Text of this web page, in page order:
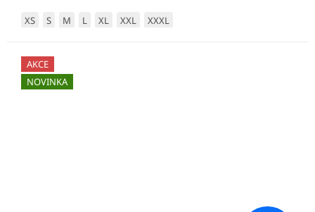
XS S M L XL XXL XXXL
AKCE
NOVINKA